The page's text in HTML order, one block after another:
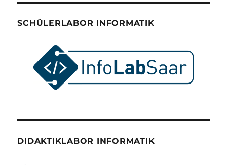
SCHÜLERLABOR INFORMATIK
DIDAKTIKLABOR INFORMATIK